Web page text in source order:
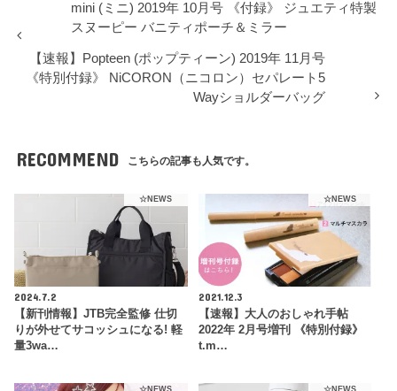
mini (ミニ) 2019年 10月号 《付録》 ジュエティ特製
スヌーピー バニティポーチ＆ミラー
【速報】Popteen (ポップティーン) 2019年 11月号
《特別付録》 NiCORON（ニコロン）セパレート5
Wayショルダーバッグ
RECOMMEND こちらの記事も人気です。
☆NEWS
2024.7.2
【新刊情報】JTB完全監修 仕切
りが外せてサコッシュになる! 軽
量3wa…
☆NEWS
2021.12.3
【速報】大人のおしゃれ手帖
2022年 2月号増刊 《特別付録》
t.m…
☆NEWS ☆NEWS